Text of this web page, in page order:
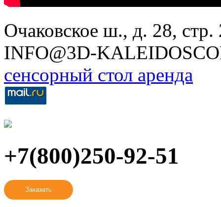
Очаковское ш., д. 28, стр.
INFO@3D-
сенсорный стол аренда
+7(800)250-92-51
Заказать